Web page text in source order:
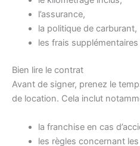
l’assurance,
la politique de carburant,
les frais
Bien lire le contrat
Avant de signer, prenez le
de location. Cela inclut
la franchise en cas
les règles concernant